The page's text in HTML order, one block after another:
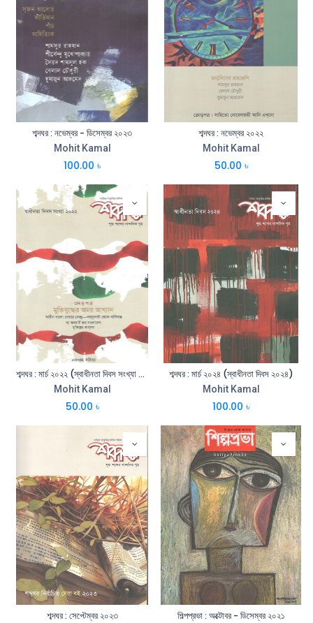
শব্দঘর : নভেম্বর - ডিসেম্বর ২০২৩
Mohit Kamal
100.00 ৳
শব্দঘর : নভেম্বর ২০২২
Mohit Kamal
50.00 ৳
শব্দঘর : মার্চ ২০২২ (স্বাধীনতা দিবস সংখ্যা ২০২২)
Mohit Kamal
50.00 ৳
শব্দঘর : মার্চ ২০২৪ (স্বাধীনতা দিবস ২০২৪)
Mohit Kamal
100.00 ৳
শব্দঘর : সেপ্টেম্বর ২০২৩ শিল্পপ্রভা : অক্টোবর - ডিসেম্বর ২০২১